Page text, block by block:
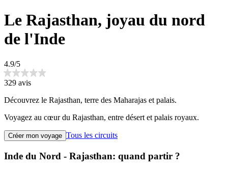
Le Rajasthan, joyau du nord
de l'Inde
4.9/5
329 avis
Découvrez le Rajasthan, terre des Maharajas et palais.
Voyagez au cœur du Rajasthan, entre désert et palais royaux.
Créer mon voyage Tous les circuits
Inde du Nord - Rajasthan: quand partir ?